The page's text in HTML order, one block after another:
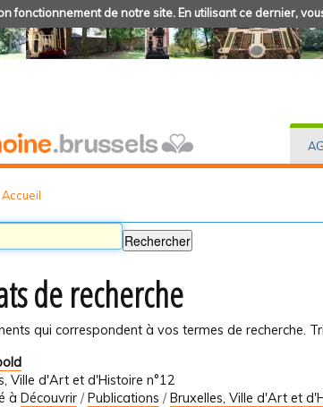
fonctionnement de notre site. En utilisant ce dernier,
Accueil
de recherche
qui correspondent à vos termes de recherche.
Ville d'Art et d'Histoire n°12
à Découvrir /Publications /Bruxelles, Ville d'Art et